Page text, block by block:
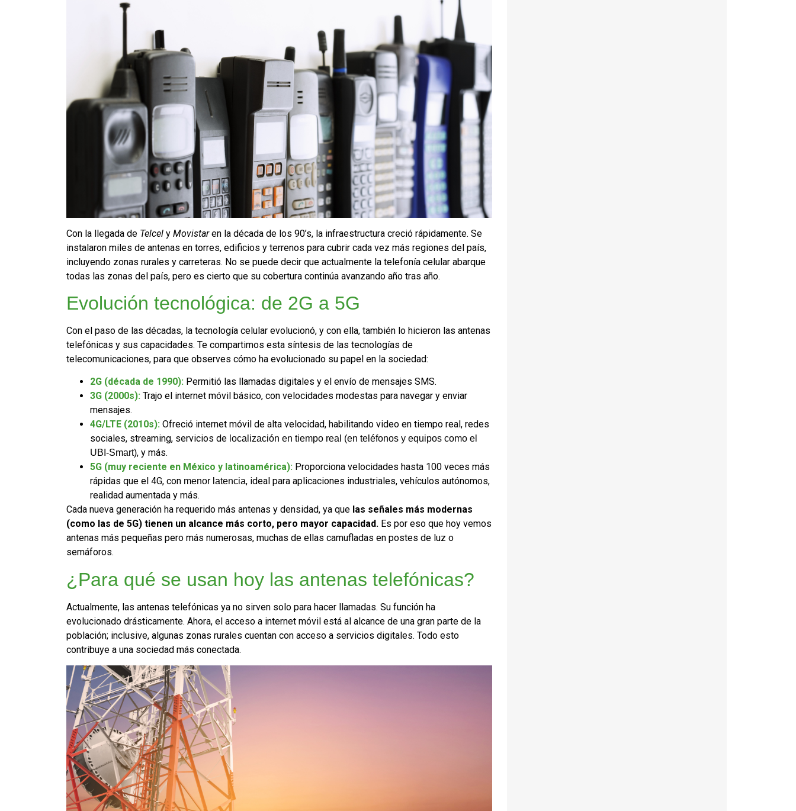
Con la llegada de Telcel y Movistaren la década de los 90’s, la infraestructura creció rápidamente. Se
instalaron miles de antenas en torres, edificios y terrenos para cubrir cada vez más regiones del país,
incluyendo zonas rurales y carreteras. No se puede decir que actualmente la telefonía celular abarque
todas las zonas del país, pero es cierto que su cobertura continúa avanzando año tras año.
Evolución tecnológica: de 2G a 5G
Con el paso de las décadas, la tecnología celular evolucionó, y con ella, también lo hicieron las antenas
telefónicas y sus capacidades. Te compartimos esta síntesis de las tecnologías de
telecomunicaciones, para que observes cómo ha evolucionado su papel en la sociedad:
2G (década de 1990): Permitió las llamadas digitales y el envío de mensajes SMS.
3G (2000s): Trajo el internet móvil básico, con velocidades modestas para navegar y enviar
mensajes.
4G/LTE (2010s): Ofreció internet móvil de alta velocidad, habilitando video en tiempo real, redes
sociales, streaming, servicios de localización en tiempo real (en teléfonos y equipos como el
UBI-Smart), y más.
5G (muy reciente en México y latinoamérica): Proporciona velocidades hasta 100 veces más
rápidas que el 4G, con menor latencia, ideal para aplicaciones industriales, vehículos autónomos,
realidad aumentada y más.
Cada nueva generación ha requerido más antenas y densidad, ya que las señales más modernas
(como las de 5G) tienen un alcance más corto, pero mayor capacidad. Es por eso que hoy vemos
antenas más pequeñas pero más numerosas, muchas de ellas camufladas en postes de luz o
semáforos.
¿Para qué se usan hoy las antenas telefónicas?
Actualmente, las antenas telefónicas ya no sirven solo para hacer llamadas. Su función ha
evolucionado drásticamente. Ahora, el acceso a internet móvil está al alcance de una gran parte de la
población; inclusive, algunas zonas rurales cuentan con acceso a servicios digitales. Todo esto
contribuye a una sociedad más conectada.